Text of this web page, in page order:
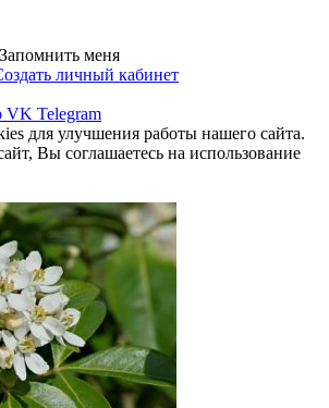
Запомнить меня
личный кабинет
VK Telegram
для улучшения работы нашего сайта.
Вы соглашаетесь на использование